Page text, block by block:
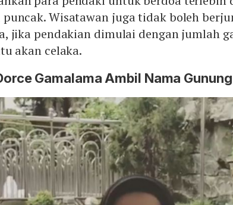
Wisatawan juga tidak boleh
jika pendakian dimulai dengan jumlah
akan celaka.
Gamalama Ambil Nama Gunung